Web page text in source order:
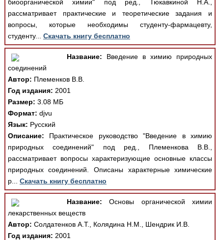
биоорганической химии" под ред., Тюкавкиной Н.А.,
рассматривает практические и теоретические задания и
вопросы, которые необходимы студенту-фармацевту,
студенту... Скачать книгу бесплатно
Название: Введение в химию природных
соединений
Автор: Племенков В.В.
Год издания: 2001
Размер: 3.08 МБ
Формат: djvu
Язык: Русский
Описание: Практическое руководство "Введение в химию
природных соединений" под ред., Племенкова В.В.,
рассматривает вопросы характеризующие основные классы
природных соединений. Описаны характерные химические
р... Скачать книгу бесплатно
Название: Основы органической химии
лекарственных веществ
Автор: Солдатенков А.Т., Колядина Н.М., Шендрик И.В.
Год издания: 2001